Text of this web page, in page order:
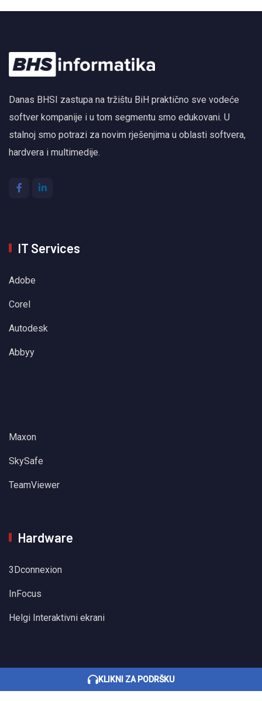
Danas BHSI zastupa na tržištu BiH praktično sve vodeće
softver kompanije i u tom segmentu smo edukovani. U
stalnoj smo potrazi za novim rješenjima u oblasti softvera,
hardvera i multimedije.
IT Services
Adobe
Corel
Autodesk
Abbyy
Maxon
SkySafe
TeamViewer
Hardware
3Dconnexion
InFocus
Helgi Interaktivni ekrani
Sva prava pridržana © 2022 BHSInformatika
KLIKNI ZA PODRŠKU